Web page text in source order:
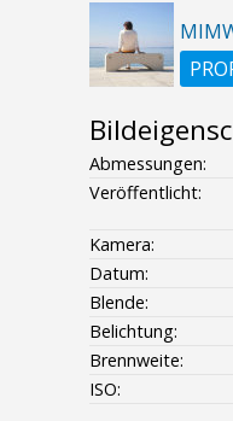
Abmessungen:
Veröffentlicht:
Kamera:
Datum:
Blende:
Belichtung:
Brennweite:
ISO: